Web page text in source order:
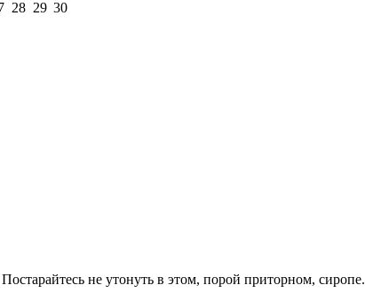
28 29 30
не утонуть в этом, порой приторном, сиропе.